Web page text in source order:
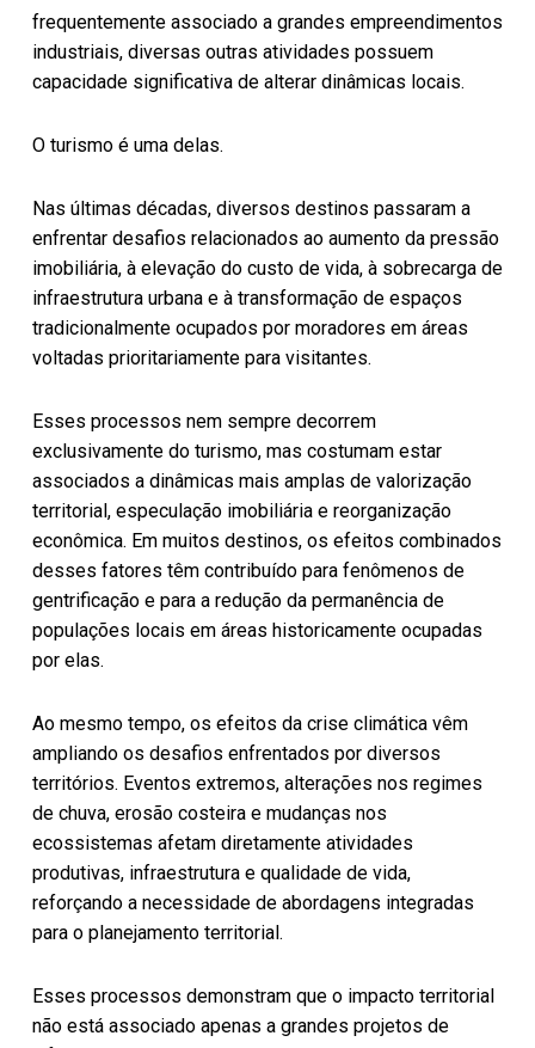
frequentemente associado a grandes empreendimentos
industriais, diversas outras atividades possuem
capacidade significativa de alterar dinâmicas locais.
O turismo é uma delas.
Nas últimas décadas, diversos destinos passaram a
enfrentar desafios relacionados ao aumento da pressão
imobiliária, à elevação do custo de vida, à sobrecarga de
infraestrutura urbana e à transformação de espaços
tradicionalmente ocupados por moradores em áreas
voltadas prioritariamente para visitantes.
Esses processos nem sempre decorrem
exclusivamente do turismo, mas costumam estar
associados a dinâmicas mais amplas de valorização
territorial, especulação imobiliária e reorganização
econômica. Em muitos destinos, os efeitos combinados
desses fatores têm contribuído para fenômenos de
gentrificação e para a redução da permanência de
populações locais em áreas historicamente ocupadas
por elas.
Ao mesmo tempo, os efeitos da crise climática vêm
ampliando os desafios enfrentados por diversos
territórios. Eventos extremos, alterações nos regimes
de chuva, erosão costeira e mudanças nos
ecossistemas afetam diretamente atividades
produtivas, infraestrutura e qualidade de vida,
reforçando a necessidade de abordagens integradas
para o planejamento territorial.
Esses processos demonstram que o impacto territorial
não está associado apenas a grandes projetos de